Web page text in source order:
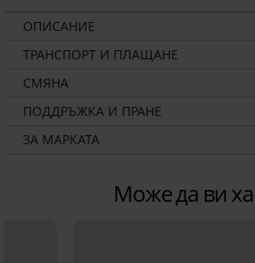
ОПИСАНИЕ
ТРАНСПОРТ И ПЛАЩАНЕ
СМЯНА
ПОДДРЪЖКА И ПРАНЕ
ЗА МАРКАТА
Може да ви